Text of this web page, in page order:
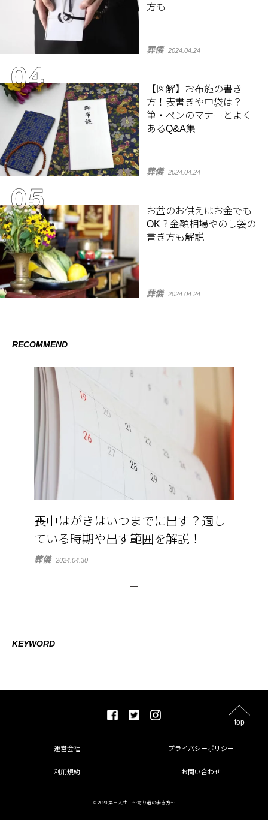
方も
葬儀 2024.04.24
【図解】お布施の書き
方！表書きや中袋は？
筆・ペンのマナーとよく
あるQ&A集
葬儀 2024.04.24
お盆のお供えはお金でも
OK？金額相場やのし袋の
書き方も解説
葬儀 2024.04.24
RECOMMEND
喪中はがきはいつまでに出す？適し
ている時期や出す範囲を解説！
葬儀 2024.04.30
KEYWORD
top
運営会社 プライバシーポリシー
利用規約 お問い合わせ
© 2020 第三人生 〜寄り道の歩き方〜